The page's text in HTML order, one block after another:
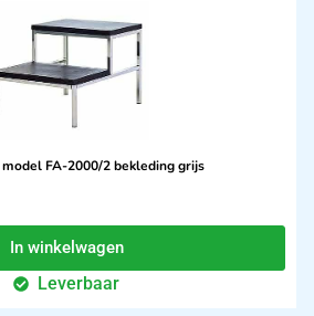
FA-2000/2 bekleding grijs
In winkelwagen
Leverbaar